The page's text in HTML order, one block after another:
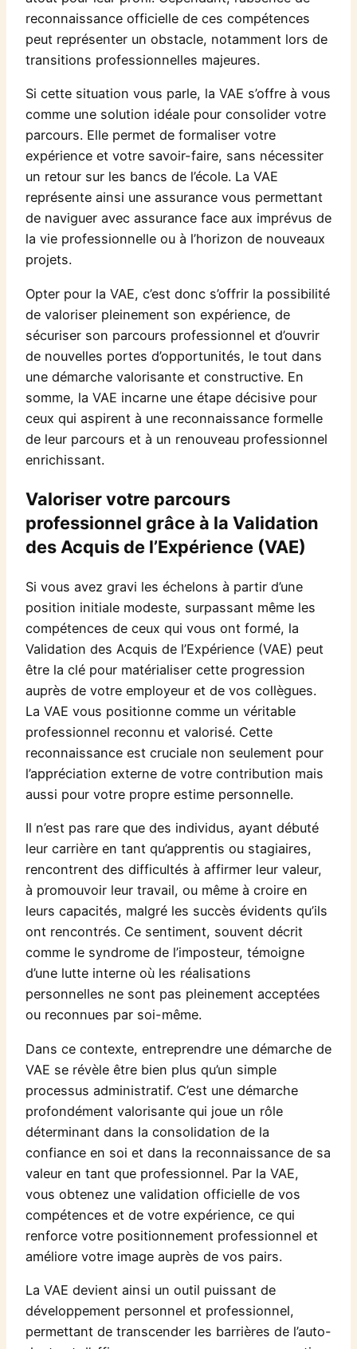
reconnaissance officielle de ces compétences
peut représenter un obstacle, notamment lors de
transitions professionnelles majeures.
Si cette situation vous parle, la VAE s’offre à vous
comme une solution idéale pour consolider votre
parcours. Elle permet de formaliser votre
expérience et votre savoir-faire, sans nécessiter
un retour sur les bancs de l’école. La VAE
représente ainsi une assurance vous permettant
de naviguer avec assurance face aux imprévus de
la vie professionnelle ou à l’horizon de nouveaux
projets.
Opter pour la VAE, c’est donc s’offrir la possibilité
de valoriser pleinement son expérience, de
sécuriser son parcours professionnel et d’ouvrir
de nouvelles portes d’opportunités, le tout dans
une démarche valorisante et constructive. En
somme, la VAE incarne une étape décisive pour
ceux qui aspirent à une reconnaissance formelle
de leur parcours et à un renouveau professionnel
enrichissant.
Valoriser votre parcours
professionnel grâce à la Validation
des Acquis de l’Expérience (VAE)
Si vous avez gravi les échelons à partir d’une
position initiale modeste, surpassant même les
compétences de ceux qui vous ont formé, la
Validation des Acquis de l’Expérience (VAE) peut
être la clé pour matérialiser cette progression
auprès de votre employeur et de vos collègues.
La VAE vous positionne comme un véritable
professionnel reconnu et valorisé. Cette
reconnaissance est cruciale non seulement pour
l’appréciation externe de votre contribution mais
aussi pour votre propre estime personnelle.
Il n’est pas rare que des individus, ayant débuté
leur carrière en tant qu’apprentis ou stagiaires,
rencontrent des difficultés à affirmer leur valeur,
à promouvoir leur travail, ou même à croire en
leurs capacités, malgré les succès évidents qu’ils
ont rencontrés. Ce sentiment, souvent décrit
comme le syndrome de l’imposteur, témoigne
d’une lutte interne où les réalisations
personnelles ne sont pas pleinement acceptées
ou reconnues par soi-même.
Dans ce contexte, entreprendre une démarche de
VAE se révèle être bien plus qu’un simple
processus administratif. C’est une démarche
profondément valorisante qui joue un rôle
déterminant dans la consolidation de la
confiance en soi et dans la reconnaissance de sa
valeur en tant que professionnel. Par la VAE,
vous obtenez une validation officielle de vos
compétences et de votre expérience, ce qui
renforce votre positionnement professionnel et
améliore votre image auprès de vos pairs.
La VAE devient ainsi un outil puissant de
développement personnel et professionnel,
permettant de transcender les barrières de l’auto-